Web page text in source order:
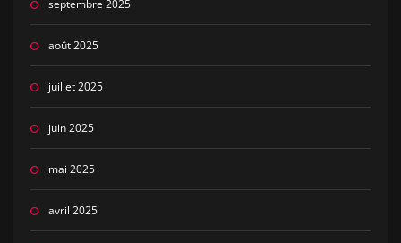
septembre 2025
août 2025
juillet 2025
juin 2025
mai 2025
avril 2025